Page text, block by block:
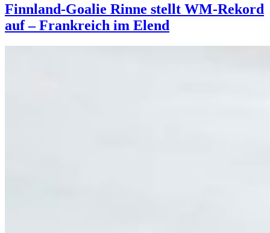
Finnland-Goalie Rinne stellt WM-Rekord
auf – Frankreich im Elend